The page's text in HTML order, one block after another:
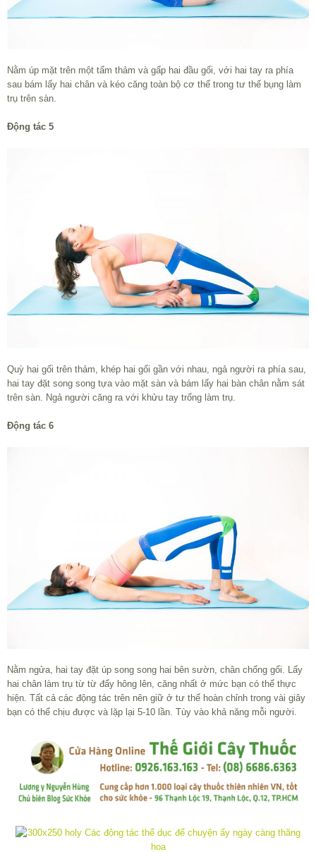
Nằm úp mặt trên một tấm thảm và gấp hai đầu gối, với hai tay ra phía
sau bám lấy hai chân và kéo căng toàn bộ cơ thể trong tư thế bụng làm
trụ trên sàn.
Động tác 5
Quỳ hai gối trên thảm, khép hai gối gần với nhau, ngả người ra phía sau,
hai tay đặt song song tựa vào mặt sàn và bám lấy hai bàn chân nằm sát
trên sàn. Ngả người căng ra với khửu tay trống làm trụ.
Động tác 6
Nằm ngửa, hai tay đặt úp song song hai bên sườn, chân chống gối. Lấy
hai chân làm trụ từ từ đẩy hông lên, căng nhất ở mức bạn có thể thực
hiện. Tất cả các động tác trên nên giữ ở tư thế hoàn chỉnh trong vài giây
bạn có thể chịu được và lặp lại 5-10 lần. Tùy vào khả năng mỗi người.